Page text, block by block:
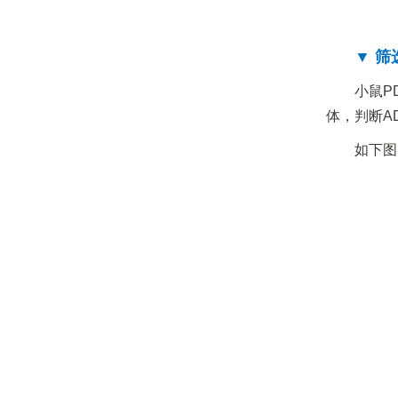
▼ 筛
小鼠
体，判断
如下